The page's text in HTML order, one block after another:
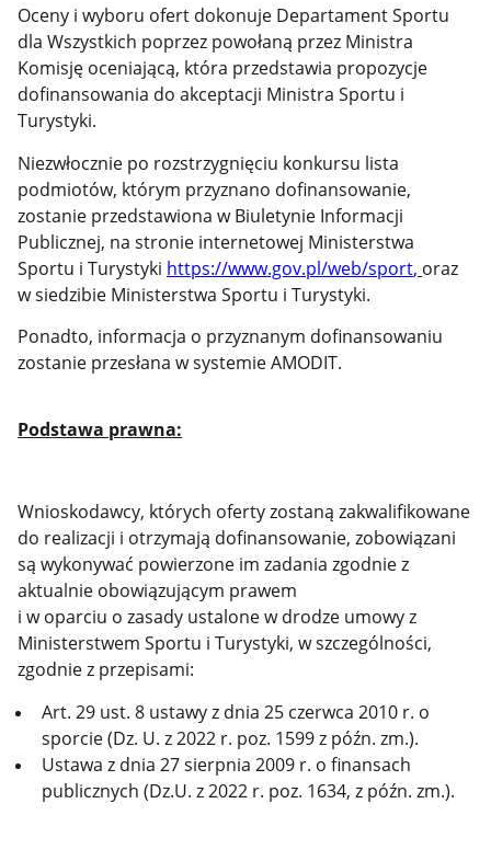
Oceny i wyboru ofert dokonuje Departament Sportu
dla Wszystkich poprzez powołaną przez Ministra
Komisję oceniającą, która przedstawia propozycje
dofinansowania do akceptacji Ministra Sportu i
Turystyki.
Niezwłocznie po rozstrzygnięciu konkursu lista
podmiotów, którym przyznano dofinansowanie,
zostanie przedstawiona w Biuletynie Informacji
Publicznej, na stronie internetowej Ministerstwa
Sportu i Turystyki https://www.gov.pl/web/sport, oraz
w siedzibie Ministerstwa Sportu i Turystyki.
Ponadto, informacja o przyznanym dofinansowaniu
zostanie przesłana w systemie AMODIT.
Podstawa prawna:
Wnioskodawcy, których oferty zostaną zakwalifikowane
do realizacji i otrzymają dofinansowanie, zobowiązani
są wykonywać powierzone im zadania zgodnie z
aktualnie obowiązującym prawem
i w oparciu o zasady ustalone w drodze umowy z
Ministerstwem Sportu i Turystyki, w szczególności,
zgodnie z przepisami:
Art. 29 ust. 8 ustawy z dnia 25 czerwca 2010 r. o
sporcie (Dz. U. z 2022 r. poz. 1599 z późn. zm.).
Ustawa z dnia 27 sierpnia 2009 r. o finansach
publicznych (Dz.U. z 2022 r. poz. 1634, z późn. zm.).